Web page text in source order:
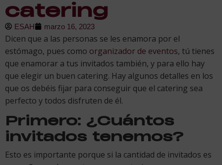
catering
ESAH marzo 16, 2023
Dicen que a las personas se les enamora por el
estómago, pues como organizador de eventos, tú tienes
que enamorar a tus invitados también, y para ello hay
que elegir un buen catering. Hay algunos detalles en los
que os debéis fijar para conseguir que el catering sea
perfecto y todos disfruten de él.
Primero: ¿Cuántos
invitados tenemos?
Esto es importante porque si la cantidad de invitados es